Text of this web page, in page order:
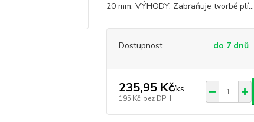
20 mm. VÝHODY: Zabraňuje tvorbě plí...
Dostupnost do 7 dnů
235,95 Kč/ks
195 Kč bez DPH